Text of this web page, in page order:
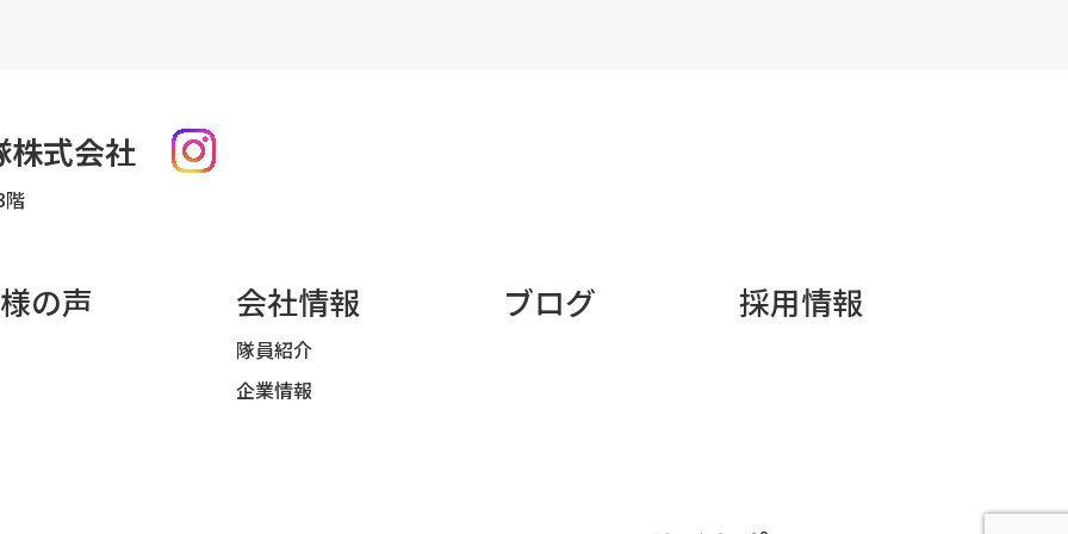
株式会社
階
の声 会社情報
隊員紹介
企業情報
ブログ 採用情報